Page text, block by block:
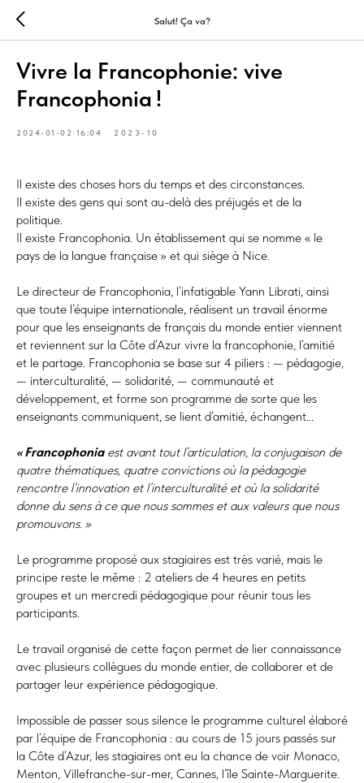
Salut! Ça va?
Vivre la Francophonie: vive
Francophonia !
2024-01-02 16:04 2023-10
Il existe des choses hors du temps et des circonstances.
Il existe des gens qui sont au-delà des préjugés et de la
politique.
Il existe Francophonia. Un établissement qui se nomme « le
pays de la langue française » et qui siège à Nice.
Le directeur de Francophonia, l’infatigable Yann Librati, ainsi
que toute l’équipe internationale, réalisent un travail énorme
pour que les enseignants de français du monde entier viennent
et reviennent sur la Côte d’Azur vivre la francophonie, l’amitié
et le partage. Francophonia se base sur 4 piliers : — pédagogie,
— interculturalité, — solidarité, — communauté et
développement, et forme son programme de sorte que les
enseignants communiquent, se lient d’amitié, échangent...
« Francophoniaest avant tout l’articulation, la conjugaison de
quatre thématiques, quatre convictions où la pédagogie
rencontre l’innovation et l’interculturalité et où la solidarité
donne du sens à ce que nous sommes et aux valeurs que nous
promouvons. »
Le programme proposé aux stagiaires est très varié, mais le
principe reste le même : 2 ateliers de 4 heures en petits
groupes et un mercredi pédagogique pour réunir tous les
participants.
Le travail organisé de cette façon permet de lier connaissance
avec plusieurs collègues du monde entier, de collaborer et de
partager leur expérience pédagogique.
Impossible de passer sous silence le programme culturel élaboré
par l’équipe de Francophonia : au cours de 15 jours passés sur
la Côte d’Azur, les stagiaires ont eu la chance de voir Monaco,
Menton, Villefranche-sur-mer, Cannes, l’île Sainte-Marguerite.